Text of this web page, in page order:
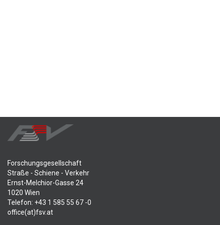
Forschungsgesellschaft
Straße - Schiene - Verkehr
Ernst-Melchior-Gasse 24
1020 Wien
Telefon: +43 1 585 55 67 -0
office(at)fsv.at